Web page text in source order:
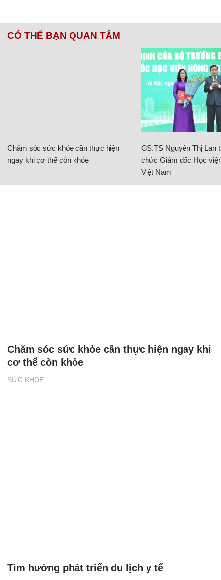
CÓ THỂ BẠN QUAN TÂM
Chăm sóc sức khỏe cần thực hiện
ngay khi cơ thể còn khỏe
GS.TS Nguyễn Thị Lan
chức Giám đốc Học
Việt Nam
SỨC KHỎE
Chăm sóc sức khỏe cần thực hiện ngay khi
cơ thể còn khỏe
Tìm hướng phát triển du lịch y tế